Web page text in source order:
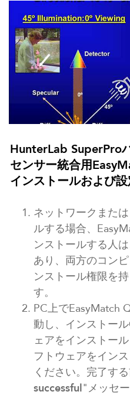
HunterLab SuperPro
センサー統合用
インストールおよび
ネットワークまた
ルする場合、
ンストールする人
あり、両方のコン
ンストール権限を
す。
PC上でEasyMatch
動し、インストー
ェアをインストー
フトウェアをイン
ください。完了す
successful"メッセ